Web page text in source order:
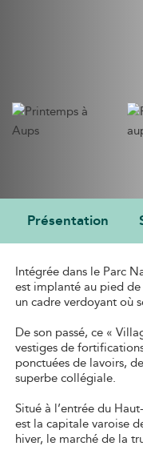
Présentation
Intégrée dans le Parc
est implanté au pied
un cadre verdoyant où
De son passé, ce «
vestiges de
ponctuées de lavoirs,
superbe collégiale.
Situé à l’entrée du
est la capitale varoise
hiver, le marché de la